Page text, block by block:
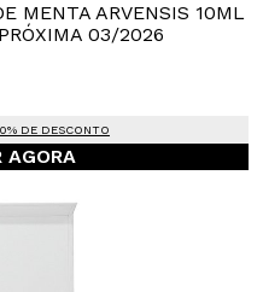
MENTA ARVENSIS 10ML
03/2026
DE DESCONTO
AGORA